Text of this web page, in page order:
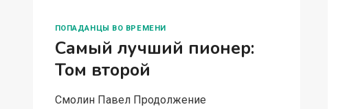
ПОПАДАНЦЫ ВО ВРЕМЕНИ
Самый лучший пионер:
Том второй
Смолин Павел Продолжение